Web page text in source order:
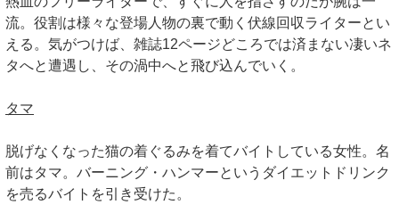
流。役割は様々な登場人物の裏で動く伏線回収ライターとい
える。気がつけば、雑誌12ページどころでは済まない凄いネ
タへと遭遇し、その渦中へと飛び込んでいく。
タマ
脱げなくなった猫の着ぐるみを着てバイトしている女性。名
前はタマ。バーニング・ハンマーというダイエットドリンク
を売るバイトを引き受けた。